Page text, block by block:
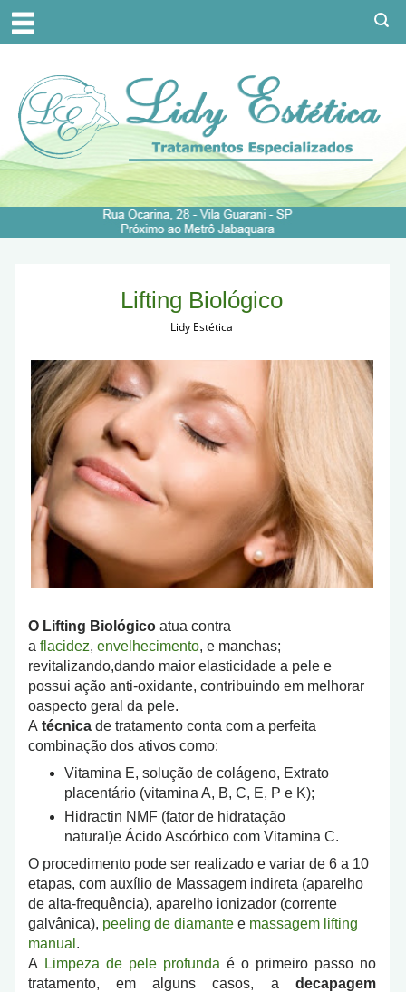
Lifting Biológico
Lidy Estética
O Lifting Biológicoatua contra
a flacidez, envelhecimento, e manchas;
revitalizando,dando maior elasticidade a pele e
possui ação anti-oxidante, contribuindo em melhorar
oaspecto geral da pele.
A técnicade tratamento conta com a perfeita
combinação dos ativos como:
Vitamina E, solução de colágeno, Extrato
placentário (vitamina A, B, C, E, P e K);
Hidractin NMF (fator de hidratação
natural)e Ácido Ascórbico com Vitamina C.
O procedimento pode ser realizado e variar de 6 a 10
etapas, com auxílio de Massagem indireta (aparelho
de alta-frequência), aparelho ionizador (corrente
galvânica), peeling de diamantee massagem lifting
manual .
A
Limpeza de pele profunda é o primeiro passo no
tratamento, em alguns casos, a decapagem